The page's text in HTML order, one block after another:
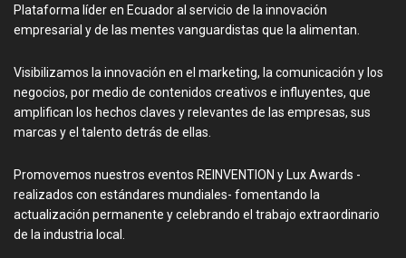
Plataforma líder en Ecuador al servicio de la innovación
empresarial y de las mentes vanguardistas que la alimentan.
Visibilizamos la innovación en el marketing, la comunicación y los
negocios, por medio de contenidos creativos e influyentes, que
amplifican los hechos claves y relevantes de las empresas, sus
marcas y el talento detrás de ellas.
Promovemos nuestros eventos REINVENTION y Lux Awards -
realizados con estándares mundiales- fomentando la
actualización permanente y celebrando el trabajo extraordinario
de la industria local.